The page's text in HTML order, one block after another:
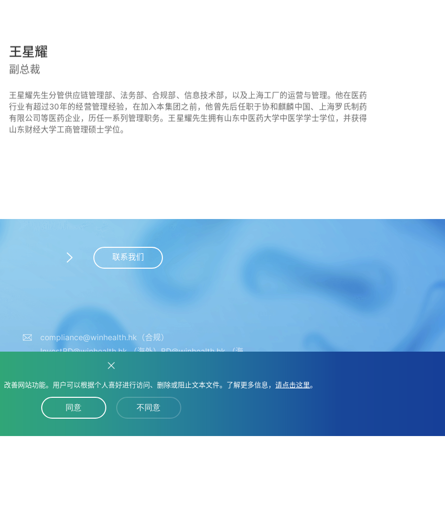
王星耀
副总裁
王星耀先生分管供应链管理部、法务部、合规部、信息技术部，以及上海工厂的运营与管理。他在医药
行业有超过30年的经营管理经验，在加入本集团之前，他曾先后任职于协和麒麟中国、上海罗氏制药
有限公司等医药企业，历任一系列管理职务。王星耀先生拥有山东中医药大学中医学学士学位，并获得
山东财经大学工商管理硕士学位。
联系我们
compliance@winhealth.hk（合规）
InvestBD@winhealth.hk （海外）BD@winhealth.hk （海
改善网站功能。用户可以根据个人喜好进行访问、删除或阻止文本文件。了解更多信息，请点击这里。
同意 不同意